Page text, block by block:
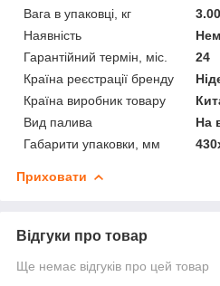
Вага в упаковці, кг
3.00
Наявність
Гарантійний термін, міс.
24
Країна реєстрації бренду
Країна виробник товару
Вид палива
На
Габарити упаковки, мм
Приховати
Відгуки про товар
Ще немає відгуків про цей товар